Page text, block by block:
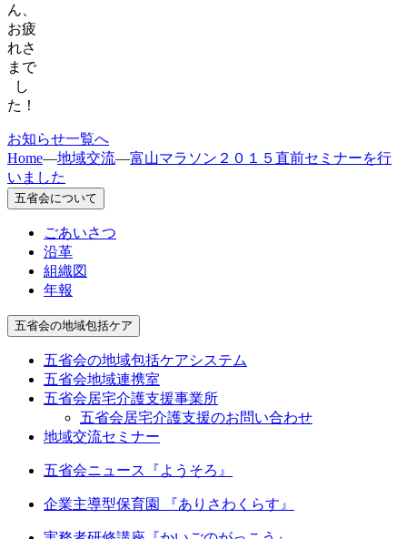
ん、
お疲
れさ
まで
し
た！
お知らせ一覧へ
Home—地域交流—富山マラソン２０１５直前セミナーを行
いました
五省会について
ごあいさつ
沿革
組織図
年報
五省会の地域包括ケア
五省会の地域包括ケアシステム
五省会地域連携室
五省会居宅介護支援事業所
五省会居宅介護支援のお問い合わせ
地域交流セミナー
五省会ニュース『ようそろ』
企業主導型保育園 『ありさわくらす』